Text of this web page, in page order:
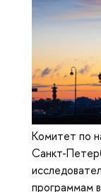
Комитет по
Санкт-
программам